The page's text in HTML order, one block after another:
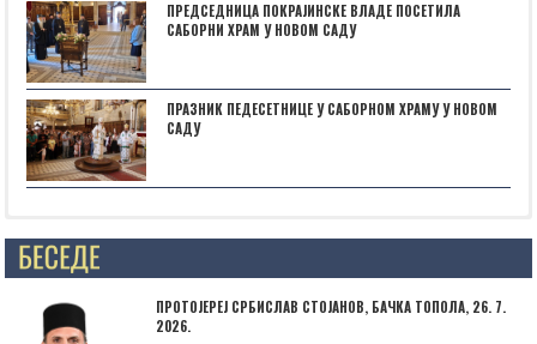
ПРЕДСЕДНИЦА ПОКРАЈИНСКЕ ВЛАДЕ ПОСЕТИЛА
САБОРНИ ХРАМ У НОВОМ САДУ
ПРАЗНИК ПЕДЕСЕТНИЦЕ У САБОРНОМ ХРАМУ У НОВОМ
САДУ
Posts not found
ПРОТОЈЕРЕЈ СРБИСЛАВ СТОЈАНОВ, БАЧКА ТОПОЛА, 26. 7.
2026.